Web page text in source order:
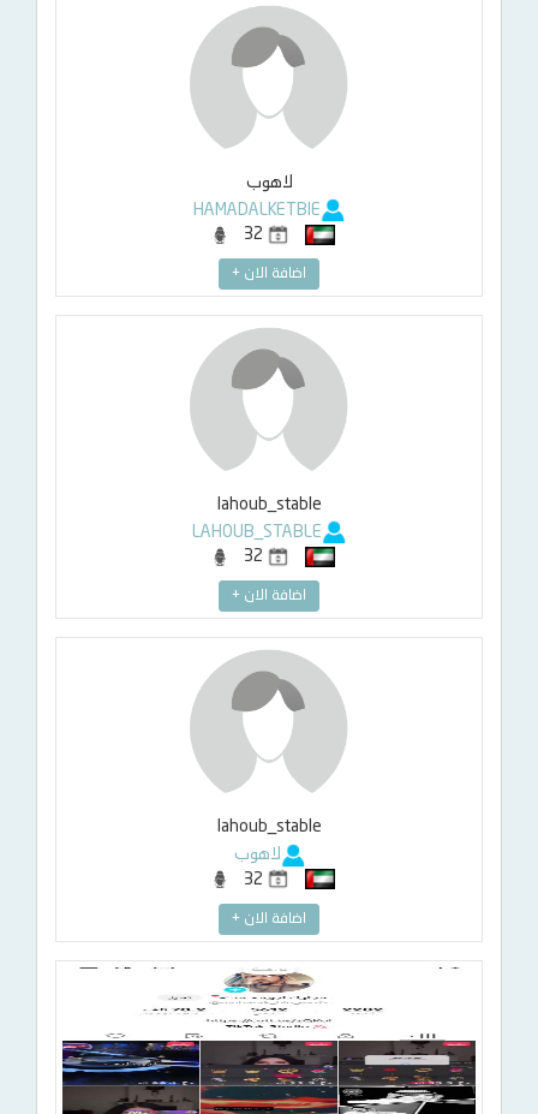
لاهوب
HAMADALKETBIE
اضافة الان +
lahoub_stable
LAHOUB_STABLE
اضافة الان +
lahoub_stable
لاهوب
اضافة الان +